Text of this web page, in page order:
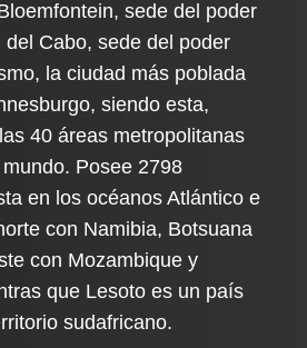
sede del poder
del Cabo, sede del poder
la ciudad más poblada
siendo esta,
40 áreas metropolitanas
Posee 2798
en los océanos Atlántico e
con Namibia, Botsuana
con Mozambique y
que Lesoto es un país
sudafricano.